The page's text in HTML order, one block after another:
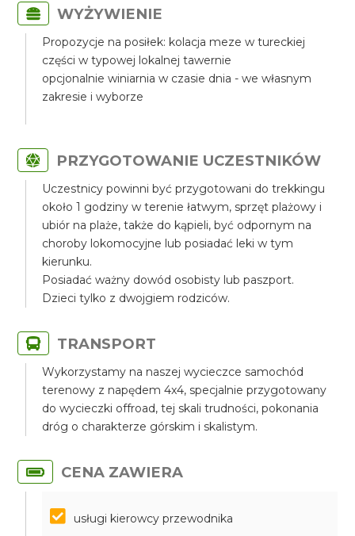
WYŻYWIENIE
Propozycje na posiłek: kolacja meze w tureckiej
części w typowej lokalnej tawernie
opcjonalnie winiarnia w czasie dnia - we własnym
zakresie i wyborze
PRZYGOTOWANIE UCZESTNIKÓW
Uczestnicy powinni być przygotowani do trekkingu
około 1 godziny w terenie łatwym, sprzęt plażowy i
ubiór na plaże, także do kąpieli, być odpornym na
choroby lokomocyjne lub posiadać leki w tym
kierunku.
Posiadać ważny dowód osobisty lub paszport.
Dzieci tylko z dwojgiem rodziców.
TRANSPORT
Wykorzystamy na naszej wycieczce samochód
terenowy z napędem 4x4, specjalnie przygotowany
do wycieczki offroad, tej skali trudności, pokonania
dróg o charakterze górskim i skalistym.
CENA ZAWIERA
usługi kierowcy przewodnika